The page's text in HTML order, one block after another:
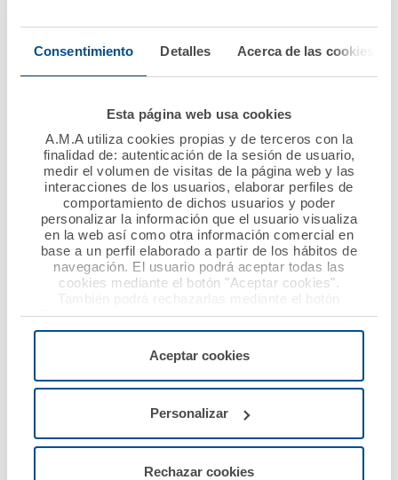
Consentimiento Detalles Acerca de las cookies
Esta página web usa cookies
A.M.A utiliza cookies propias y de terceros con la
finalidad de: autenticación de la sesión de usuario,
medir el volumen de visitas de la página web y las
interacciones de los usuarios, elaborar perfiles de
comportamiento de dichos usuarios y poder
personalizar la información que el usuario visualiza
en la web así como otra información comercial en
base a un perfil elaborado a partir de los hábitos de
navegación. El usuario podrá aceptar todas las
cookies mediante el botón "Aceptar cookies".
También podrá rechazarlas mediante el botón
"Rechazar", donde se rechazarán todas las cookies
menos las necesarias para permitir el acceso a los
configurarlas usando el botón “Personalizar".
Aceptar cookies
Personalizar
Rechazar cookies
contra el Cáncer y el
Hospital SOLCA de
Ver noticia
de colaboración con la
Fundación A.M.A.
Ver noticia
18 marzo 2019
A.M.A. y el Colegio de
Enfermería de Lleida
renuevan su convenio
18 marzo 2019
A.M.A. asegura el
respaldo y la
profesionales
sanitarios de los
centros médicos